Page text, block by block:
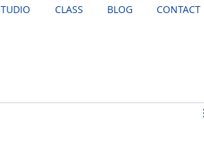
CLASS BLOG CONTACT